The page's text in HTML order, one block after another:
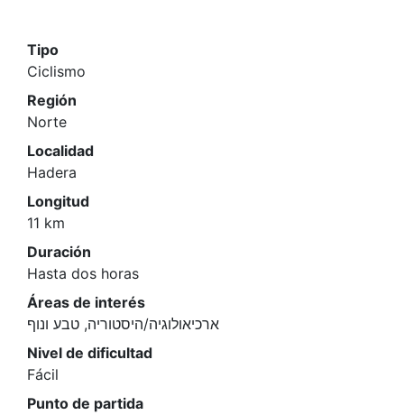
Tipo
Ciclismo
Región
Norte
Localidad
Hadera
Longitud
11 km
Duración
Hasta dos horas
Áreas de interés
ארכיאולוגיה/היסטוריה, טבע ונוף
Nivel de dificultad
Fácil
Punto de partida